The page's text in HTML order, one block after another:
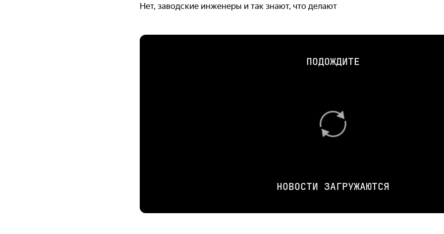
Нет, заводские инженеры и так знают, что делают
ПОДОЖДИТЕ
НОВОСТИ ЗАГРУЖАЮТСЯ